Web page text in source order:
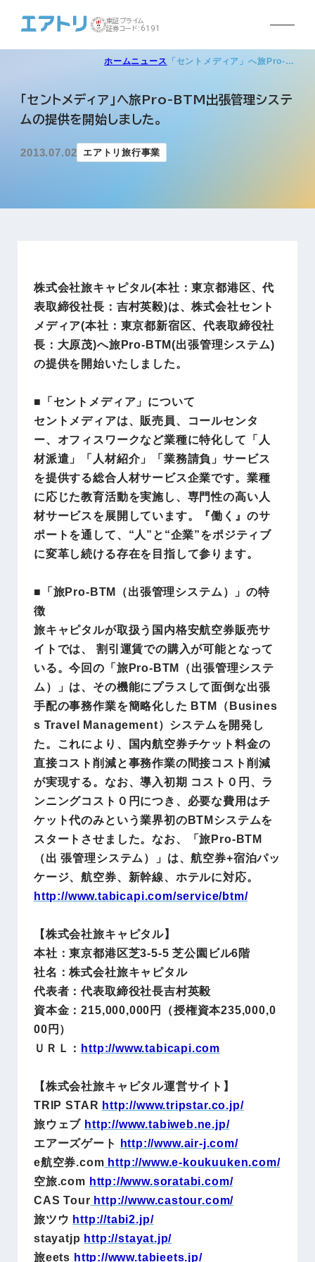
東証プライム
証券コード:6191
ホームニュース 「セントメディア」へ旅Pro-…
「セントメディア」へ旅Pro-BTM出張管理システ
ムの提供を開始しました。
2013.07.02 エアトリ旅行事業
株式会社旅キャピタル(本社：東京都港区、代
表取締役社長：吉村英毅)は、株式会社セント
メディア(本社：東京都新宿区、代表取締役社
長：大原茂)へ旅Pro-BTM(出張管理システム)
の提供を開始いたしました。
■「セントメディア」について
セントメディアは、販売員、コールセンタ
ー、オフィスワークなど業種に特化して「人
材派遣」「人材紹介」「業務請負」サービス
を提供する総合人材サービス企業です。業種
に応じた教育活動を実施し、専門性の高い人
材サービスを展開しています。『働く』のサ
ポートを通して、“人”と“企業”をポジティブ
に変革し続ける存在を目指して参ります。
■「旅Pro‐BTM（出張管理システム）」の特
徴
旅キャピタルが取扱う国内格安航空券販売サ
イトでは、 割引運賃での購入が可能となって
いる。今回の「旅Pro-BTM（出張管理システ
ム）」は、その機能にプラスして面倒な出張
手配の事務作業を簡略化した BTM（Busines
s Travel Management）システムを開発し
た。これにより、国内航空券チケット料金の
直接コスト削減と事務作業の間接コスト削減
が実現する。なお、導入初期 コスト０円、ラ
ンニングコスト０円につき、必要な費用はチ
ケット代のみという業界初のBTMシステムを
スタートさせました。なお、「旅Pro-BTM
（出 張管理システム）」は、航空券+宿泊パッ
ケージ、航空券、新幹線、ホテルに対応。
http://www.tabicapi.com/service/btm/
【株式会社旅キャピタル】
本社：東京都港区芝3-5-5 芝公園ビル6階
社名：株式会社旅キャピタル
代表者：代表取締役社長吉村英毅
資本金：215,000,000円（授権資本235,000,0
00円）
ＵＲＬ： http://www.tabicapi.com
【株式会社旅キャピタル運営サイト】
TRIP STAR http://www.tripstar.co.jp/
旅ウェブ http://www.tabiweb.ne.jp/
エアーズゲート http://www.air-j.com/
e航空券.com http://www.e-koukuuken.com/
空旅.com http://www.soratabi.com/
CAS Tour http://www.castour.com/
旅ツウ http://tabi2.jp/
stayatjp http://stayat.jp/
旅eets http://www.tabieets.jp/